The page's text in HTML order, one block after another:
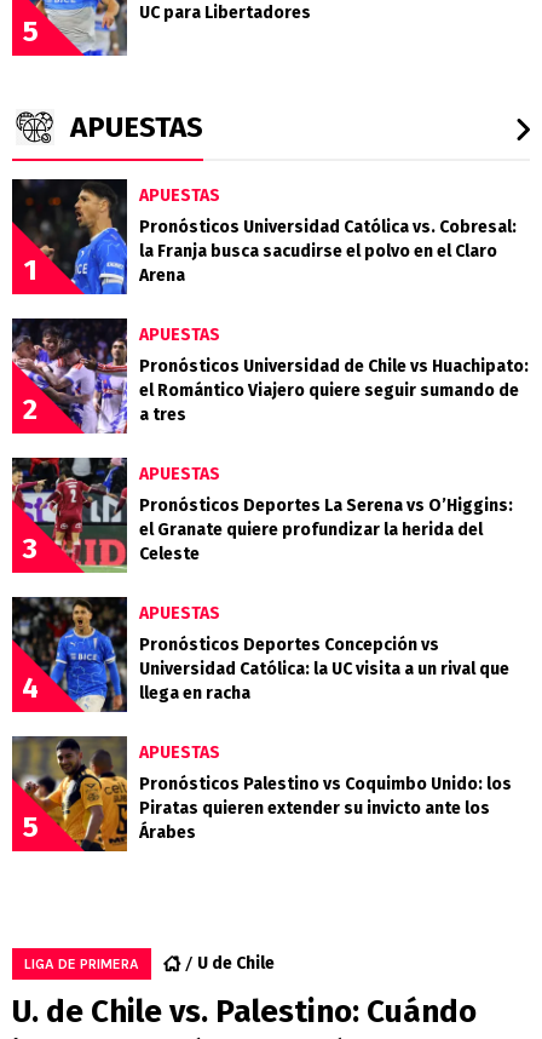
5
UC para Libertadores
APUESTAS
1
APUESTAS
Pronósticos Universidad Católica vs. Cobresal:
la Franja busca sacudirse el polvo en el Claro
Arena
2
APUESTAS
Pronósticos Universidad de Chile vs Huachipato:
el Romántico Viajero quiere seguir sumando de
a tres
3
APUESTAS
Pronósticos Deportes La Serena vs O’Higgins:
el Granate quiere profundizar la herida del
Celeste
4
APUESTAS
Pronósticos Deportes Concepción vs
Universidad Católica: la UC visita a un rival que
llega en racha
5
APUESTAS
Pronósticos Palestino vs Coquimbo Unido: los
Piratas quieren extender su invicto ante los
Árabes
LIGA DE PRIMERA U de Chile
U. de Chile vs. Palestino: Cuándo